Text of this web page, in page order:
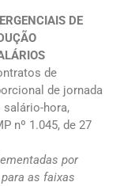
DE
de
de jornada
salário-hora,
nº 1.045, de 27
por
as faixas